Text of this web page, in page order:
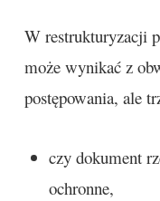
W restrukturyzacji
może wynikać z
postępowania, ale
czy dokument
ochronne,